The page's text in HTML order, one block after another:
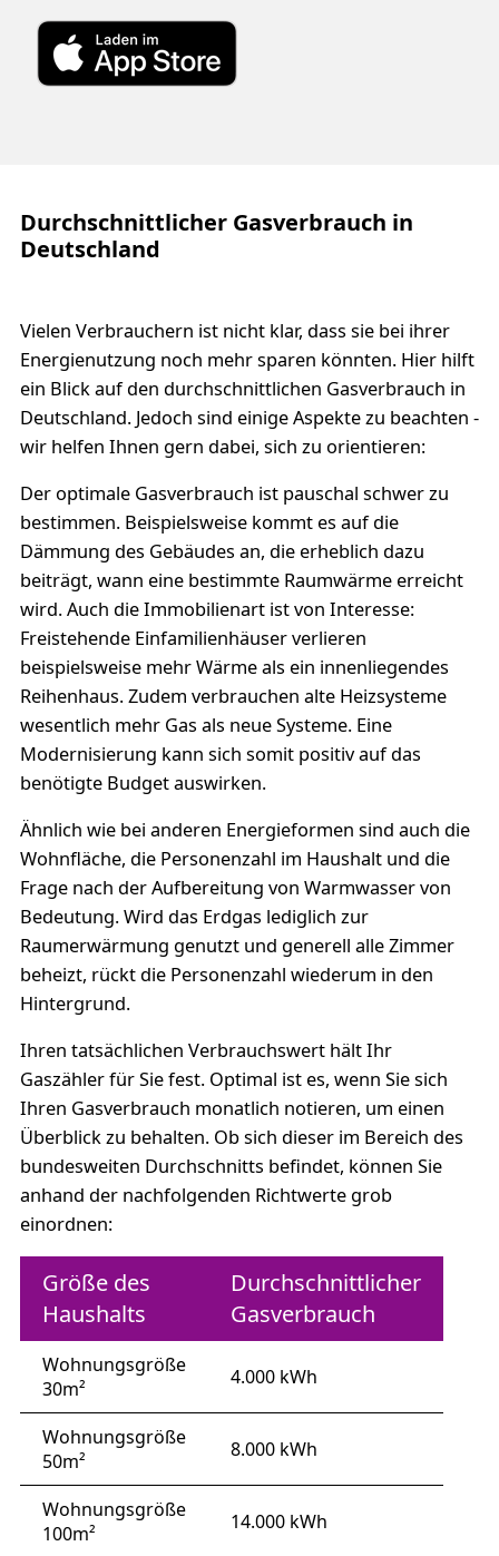
Durchschnittlicher Gasverbrauch in
Deutschland
Vielen Verbrauchern ist nicht klar, dass sie bei ihrer
Energienutzung noch mehr sparen könnten. Hier hilft
ein Blick auf den durchschnittlichen Gasverbrauch in
Deutschland. Jedoch sind einige Aspekte zu beachten -
wir helfen Ihnen gern dabei, sich zu orientieren:
Der optimale Gasverbrauch ist pauschal schwer zu
bestimmen. Beispielsweise kommt es auf die
Dämmung des Gebäudes an, die erheblich dazu
beiträgt, wann eine bestimmte Raumwärme erreicht
wird. Auch die Immobilienart ist von Interesse:
Freistehende Einfamilienhäuser verlieren
beispielsweise mehr Wärme als ein innenliegendes
Reihenhaus. Zudem verbrauchen alte Heizsysteme
wesentlich mehr Gas als neue Systeme. Eine
Modernisierung kann sich somit positiv auf das
benötigte Budget auswirken.
Ähnlich wie bei anderen Energieformen sind auch die
Wohnfläche, die Personenzahl im Haushalt und die
Frage nach der Aufbereitung von Warmwasser von
Bedeutung. Wird das Erdgas lediglich zur
Raumerwärmung genutzt und generell alle Zimmer
beheizt, rückt die Personenzahl wiederum in den
Hintergrund.
Ihren tatsächlichen Verbrauchswert hält Ihr
Gaszähler für Sie fest. Optimal ist es, wenn Sie sich
Ihren Gasverbrauch monatlich notieren, um einen
Überblick zu behalten. Ob sich dieser im Bereich des
bundesweiten Durchschnitts befindet, können Sie
anhand der nachfolgenden Richtwerte grob
einordnen:
Größe des
Haushalts
Durchschnittlicher
Gasverbrauch
Wohnungsgröße
30m²
4.000 kWh
Wohnungsgröße
50m²
8.000 kWh
Wohnungsgröße
100m²
14.000 kWh